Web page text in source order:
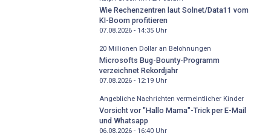
Wie Rechenzentren laut Solnet/Data11 vom
KI-Boom profitieren
07.08.2026 - 14:35Uhr
20 Millionen Dollar an Belohnungen
Microsofts Bug-Bounty-Programm
verzeichnet Rekordjahr
07.08.2026 - 12:19Uhr
Angebliche Nachrichten vermeintlicher Kinder
Vorsicht vor "Hallo Mama"-Trick per E-Mail
und Whatsapp
06.08.2026 - 16:40Uhr